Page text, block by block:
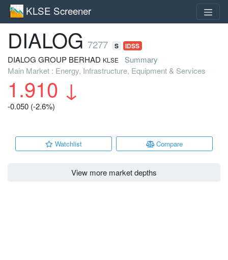
KLSE Screener
DIALOG 7277 S IDSS
DIALOG GROUP BERHAD KLSE
Summary
Main Market : Energy, Infrastructure, Equipment & Services
1.910 ↓
-0.050 (-2.6%)
Watchlist Compare
View more market depths